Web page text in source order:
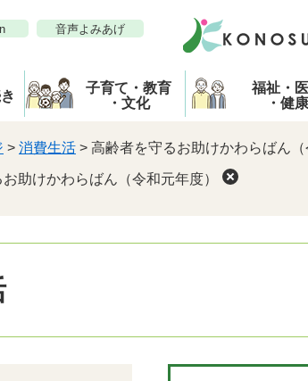
音声よみあげ
子育て・教育
・文化
福祉・
・健康
> 消費生活 > 高齢者を守るお助けかわらばん（
助けかわらばん（令和元年度）